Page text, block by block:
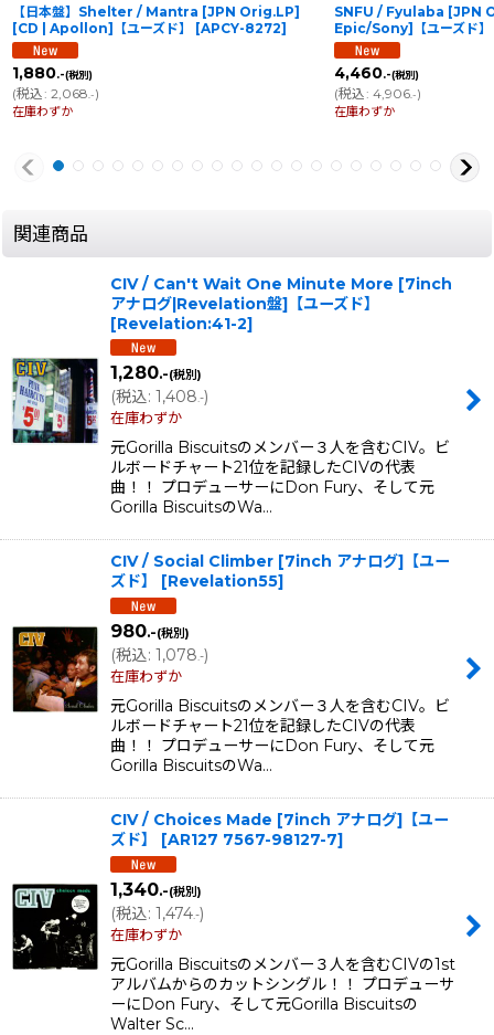
【日本盤】Shelter / Mantra [JPN Orig.LP]
[CD | Apollon]【ユーズド】
[APCY-8272]
1,880.-(税別)
(税込: 2,068 .-)
在庫わずか
SNFU / Fyulaba [JPN
Epic/Sony]【ユーズド】
4,460.-(税別)
(税込: 4,906.-)
在庫わずか
関連商品
CIV / Can't Wait One Minute More [7inch
アナログ|Revelation盤]【ユーズド】
[Revelation:41-2]
1,280.-(税別)
(税込: 1,408.-)
在庫わずか
元Gorilla Biscuitsのメンバー３人を含むCIV。ビ
ルボードチャート21位を記録したCIVの代表
曲！！ プロデューサーにDon Fury、そして元
Gorilla BiscuitsのWa…
CIV / Social Climber [7inch アナログ]【ユー
ズド】
[Revelation55]
980.-(税別)
(税込: 1,078.-)
在庫わずか
元Gorilla Biscuitsのメンバー３人を含むCIV。ビ
ルボードチャート21位を記録したCIVの代表
曲！！ プロデューサーにDon Fury、そして元
Gorilla BiscuitsのWa…
CIV / Choices Made [7inch アナログ]【ユー
ズド】
[AR127 7567-98127-7]
1,340.-(税別)
(税込: 1,474.-)
在庫わずか
元Gorilla Biscuitsのメンバー３人を含むCIVの1st
アルバムからのカットシングル！！ プロデューサ
ーにDon Fury、そして元Gorilla Biscuitsの
Walter Sc…